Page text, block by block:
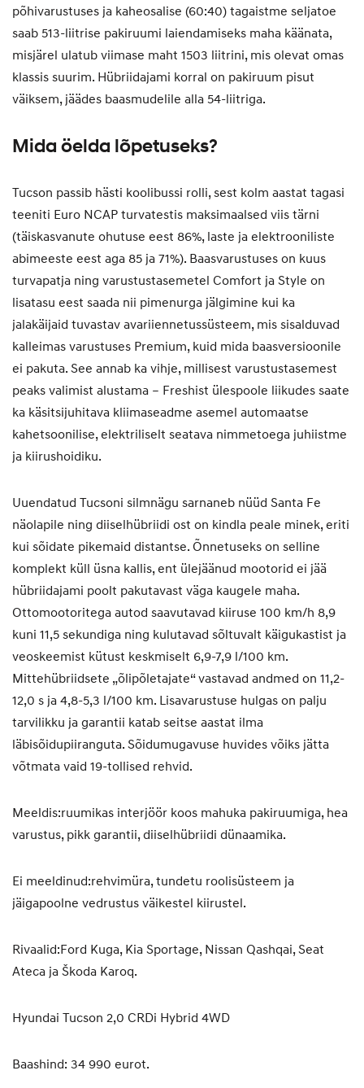
põhivarustuses ja kaheosalise (60:40) tagaistme seljatoe
saab 513-liitrise pakiruumi laiendamiseks maha käänata,
misjärel ulatub viimase maht 1503 liitrini, mis olevat omas
klassis suurim. Hübriidajami korral on pakiruum pisut
väiksem, jäädes baasmudelile alla 54-liitriga.
Mida öelda lõpetuseks?
Tucson passib hästi koolibussi rolli, sest kolm aastat tagasi
teeniti Euro NCAP turvatestis maksimaalsed viis tärni
(täiskasvanute ohutuse eest 86%, laste ja elektrooniliste
abimeeste eest aga 85 ja 71%). Baasvarustuses on kuus
turvapatja ning varustustasemetel Comfort ja Style on
lisatasu eest saada nii pimenurga jälgimine kui ka
jalakäijaid tuvastav avariiennetussüsteem, mis sisalduvad
kalleimas varustuses Premium, kuid mida baasversioonile
ei pakuta. See annab ka vihje, millisest varustustasemest
peaks valimist alustama – Freshist ülespoole liikudes saate
ka käsitsijuhitava kliimaseadme asemel automaatse
kahetsoonilise, elektriliselt seatava nimmetoega juhiistme
ja kiirushoidiku.
Uuendatud Tucsoni silmnägu sarnaneb nüüd Santa Fe
näolapile ning diiselhübriidi ost on kindla peale minek, eriti
kui sõidate pikemaid distantse. Õnnetuseks on selline
komplekt küll üsna kallis, ent ülejäänud mootorid ei jää
hübriidajami poolt pakutavast väga kaugele maha.
Ottomootoritega autod saavutavad kiiruse 100 km/h 8,9
kuni 11,5 sekundiga ning kulutavad sõltuvalt käigukastist ja
veoskeemist kütust keskmiselt 6,9-7,9 l/100 km.
Mittehübriidsete „õlipõletajate“ vastavad andmed on 11,2-
12,0 s ja 4,8-5,3 l/100 km. Lisavarustuse hulgas on palju
tarvilikku ja garantii katab seitse aastat ilma
läbisõidupiiranguta. Sõidumugavuse huvides võiks jätta
võtmata vaid 19-tollised rehvid.
Meeldis:ruumikas interjöör koos mahuka pakiruumiga, hea
varustus, pikk garantii, diiselhübriidi dünaamika.
Ei meeldinud:rehvimüra, tundetu roolisüsteem ja
jäigapoolne vedrustus väikestel kiirustel.
Rivaalid:Ford Kuga, Kia Sportage, Nissan Qashqai, Seat
Ateca ja Škoda Karoq.
Hyundai Tucson 2,0 CRDi Hybrid 4WD
Baashind: 34 990 eurot.